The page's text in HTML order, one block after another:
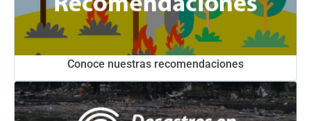
Conoce nuestras recomendaciones